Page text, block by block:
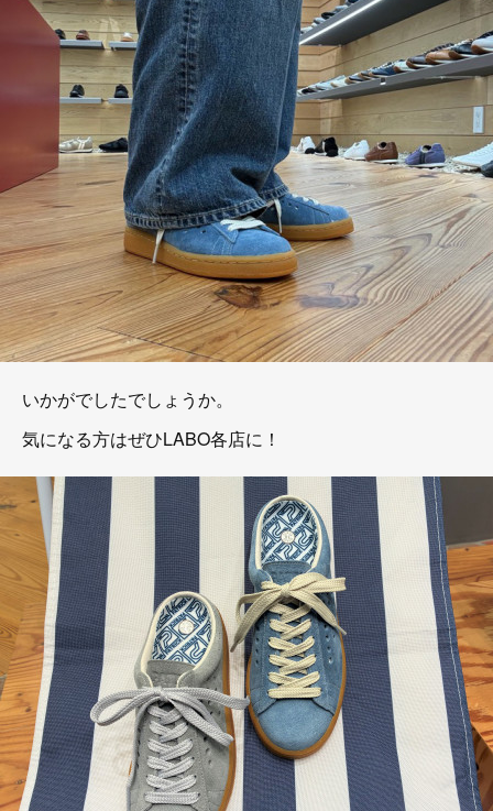
いかがでしたでしょうか。
気になる方はぜひLABO各店に！